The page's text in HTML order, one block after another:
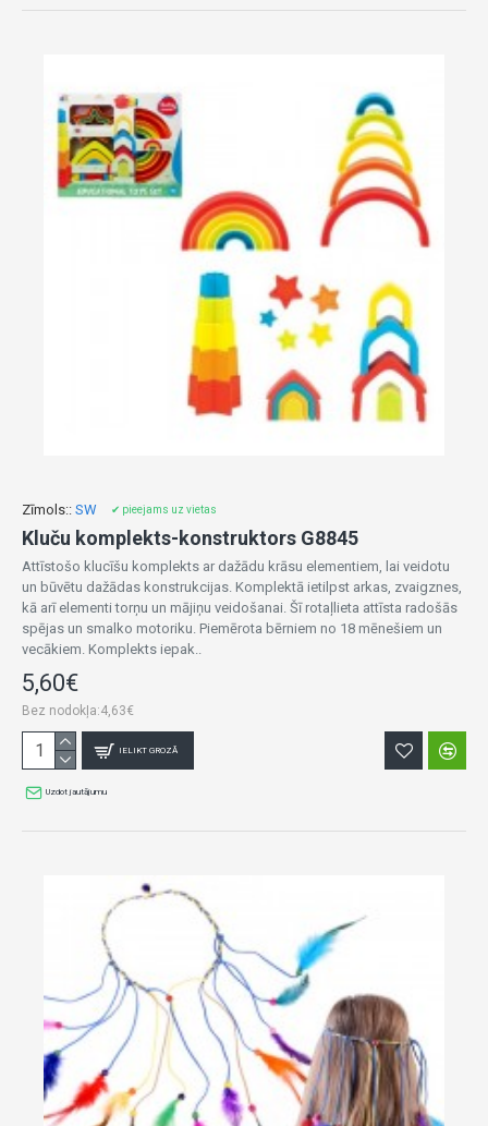
Zīmols:: SW ✔ pieejams uz vietas
Kluču komplekts-konstruktors G8845
Attīstošo klucīšu komplekts ar dažādu krāsu elementiem, lai veidotu
un būvētu dažādas konstrukcijas. Komplektā ietilpst arkas, zvaigznes,
kā arī elementi torņu un mājiņu veidošanai. Šī rotaļlieta attīsta radošās
spējas un smalko motoriku. Piemērota bērniem no 18 mēnešiem un
vecākiem. Komplekts iepak..
5,60€
Bez nodokļa:4,63€
IELIKT GROZĀ
Uzdot jautājumu